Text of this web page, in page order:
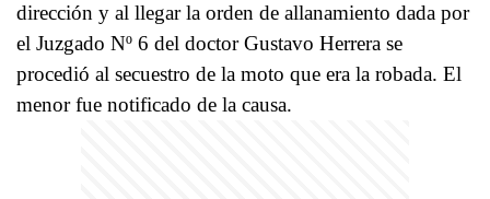
dirección y al llegar la orden de allanamiento dada por
el Juzgado Nº 6 del doctor Gustavo Herrera se
procedió al secuestro de la moto que era la robada. El
menor fue notificado de la causa.